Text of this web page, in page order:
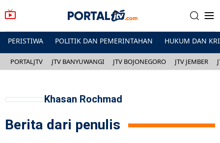
PERISTIWA POLITIK DAN PEMERINTAHAN HUKUM DAN
PORTALJTV JTV BANYUWANGI JTV BOJONEGORO JTV JEMBER
Khasan Rochmad
Berita dari penulis